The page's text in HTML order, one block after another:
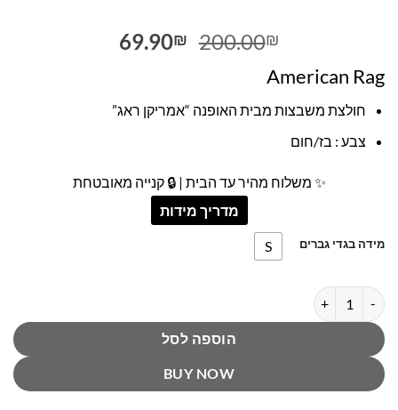
200.00₪
המחיר
200.00₪.
69.90₪
המחיר
69.90₪.
American Rag
חולצת משבצות מבית האופנה “אמריקן ראג”
צבע : בז/חום
✨ משלוח מהיר עד הבית | 🔒 קנייה מאובטחת
מדריך מידות
מידה בגדי גברים S
כמות של חולצת משבצות אמריקן ראג
הוספה לסל
BUY NOW